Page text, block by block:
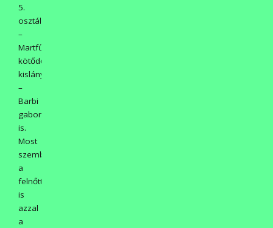
5.
osztályos
–
Martfűhöz
kötődő
kislány
–
Barbi
gabonasiklójának
is.
Most
szembesültek
a
felnőttek
is
azzal
a